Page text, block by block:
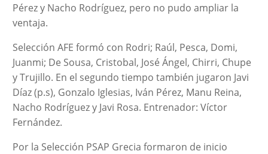
Pérez y Nacho Rodríguez, pero no pudo ampliar la
ventaja.
Selección AFE formó con Rodri; Raúl, Pesca, Domi,
Juanmi; De Sousa, Cristobal, José Ángel, Chirri, Chupe
y Trujillo. En el segundo tiempo también jugaron Javi
Díaz (p.s), Gonzalo Iglesias, Iván Pérez, Manu Reina,
Nacho Rodríguez y Javi Rosa. Entrenador: Víctor
Fernández.
Por la Selección PSAP Grecia formaron de inicio